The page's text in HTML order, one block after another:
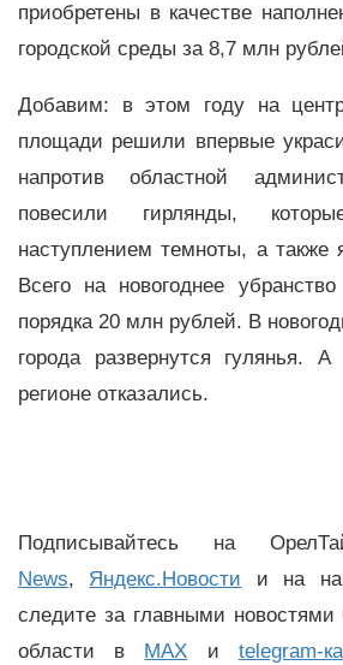
приобретены в качестве
городской среды за 8,7 млн
Добавим: в этом году на
площади решили впервые
напротив областной
повесили гирлянды,
наступлением темноты, а также
Всего на новогоднее
порядка 20 млн рублей. В
города развернутся гулянья.
регионе отказались.
Подписывайтесь на
News, Яндекс.Новости и на
следите за главными
области в MAX и telegram-